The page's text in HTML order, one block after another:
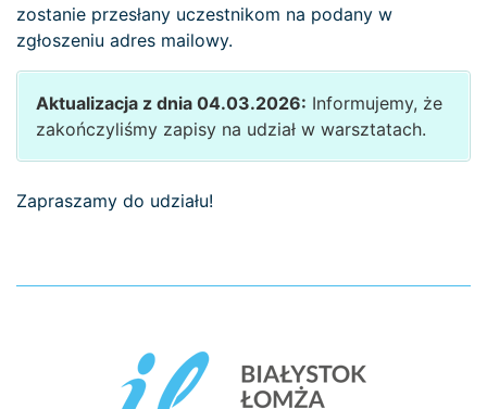
zostanie przesłany uczestnikom na podany w
zgłoszeniu adres mailowy.
Aktualizacja z dnia 04.03.2026: Informujemy, że
zakończyliśmy zapisy na udział w warsztatach.
Zapraszamy do udziału!